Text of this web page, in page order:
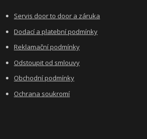
Servis door to door a záruka
Dodací a platební podmínky
Reklamační podmínky
Odstoupit od smlouvy
Obchodní podmínky
Ochrana soukromí